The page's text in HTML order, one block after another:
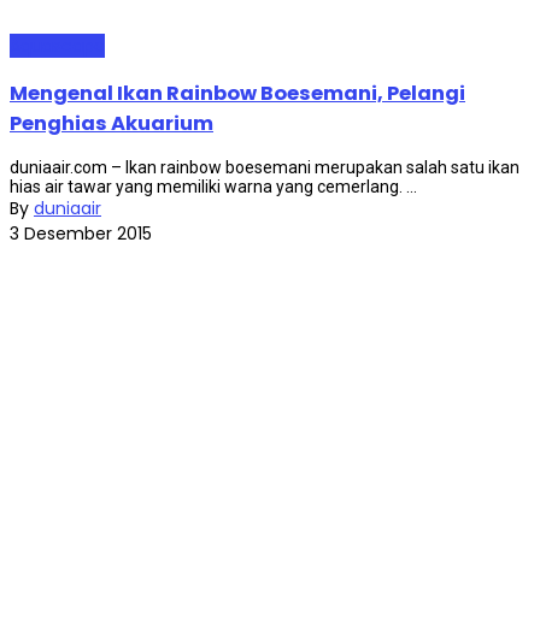
Mengenal Ikan Rainbow Boesemani, Pelangi
Penghias Akuarium
duniaair.com – Ikan rainbow boesemani merupakan salah satu ikan
hias air tawar yang memiliki warna yang cemerlang. ...
By duniaair
3 Desember 2015